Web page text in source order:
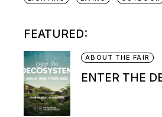
FEATURED:
ABOUT THE FAIR
ENTER THE